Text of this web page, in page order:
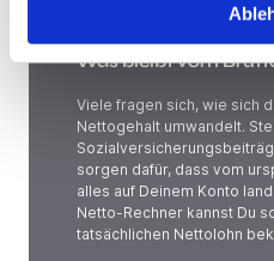
Was bleibt vom
Viele fragen sich, wie sich
Nettogehalt umwandelt.
sorgen dafür, dass vom
alles auf Deinem Konto
Netto-Rechner kannst Du
tatsächlichen Nettolohn